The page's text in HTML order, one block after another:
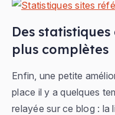
Des
plus complètes
Enfin, une petite
place il y a quelques
relayée sur ce blog : la